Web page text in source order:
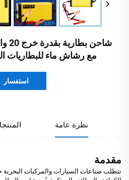
مع رشاش ماء للبطاريات
استفسار
نظرة عامة
مقدمة
تتطلب صناعات السيارات والمركبات